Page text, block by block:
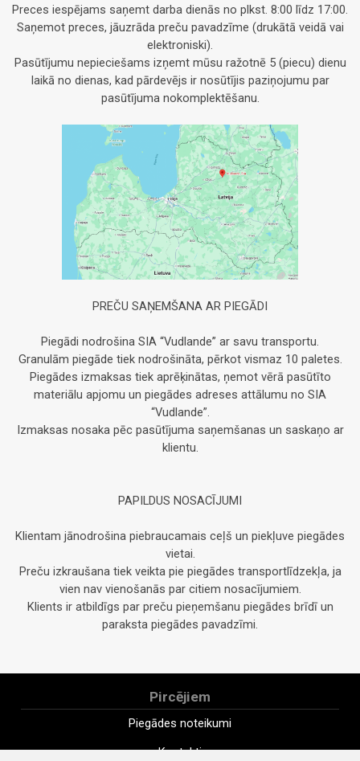
Preces iespējams saņemt darba dienās no plkst. 8:00 līdz 17:00.
Saņemot preces, jāuzrāda preču pavadzīme (drukātā veidā vai
elektroniski).
Pasūtījumu nepieciešams izņemt mūsu ražotnē 5 (piecu) dienu
laikā no dienas, kad pārdevējs ir nosūtījis paziņojumu par
pasūtījuma nokomplektēšanu.
PREČU SAŅEMŠANA AR PIEGĀDI
Piegādi nodrošina SIA “Vudlande” ar savu transportu.
Granulām piegāde tiek nodrošināta, pērkot vismaz 10 paletes.
Piegādes izmaksas tiek aprēķinātas, ņemot vērā pasūtīto
materiālu apjomu un piegādes adreses attālumu no SIA
“Vudlande”.
Izmaksas nosaka pēc pasūtījuma saņemšanas un saskaņo ar
klientu.
PAPILDUS NOSACĪJUMI
Klientam jānodrošina piebraucamais ceļš un piekļuve piegādes
vietai.
Preču izkraušana tiek veikta pie piegādes transportlīdzekļa, ja
vien nav vienošanās par citiem nosacījumiem.
Klients ir atbildīgs par preču pieņemšanu piegādes brīdī un
paraksta piegādes pavadzīmi.
Pircējiem
Piegādes noteikumi
Kontakti